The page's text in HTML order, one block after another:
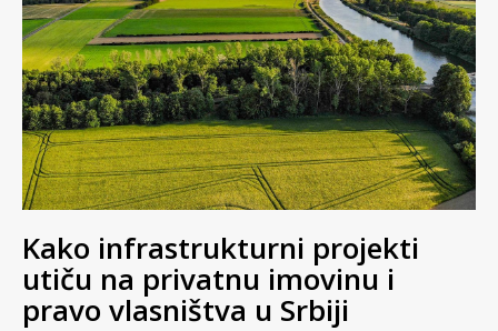
Kako infrastrukturni projekti
utiču na privatnu imovinu i
pravo vlasništva u Srbiji